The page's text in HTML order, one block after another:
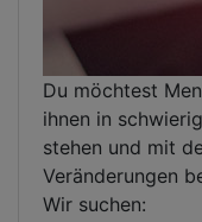
Du möchtest
ihnen in
stehen und mit
Veränderungen
Wir suchen: